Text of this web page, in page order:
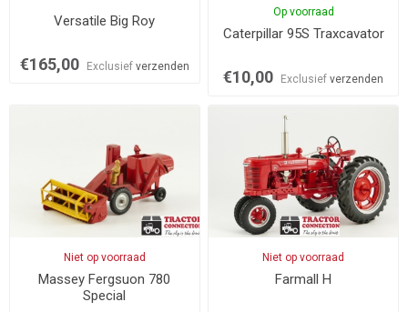
Versatile Big Roy
€165,00 Exclusief verzenden
Op voorraad
Caterpillar 95S Traxcavator
€10,00 Exclusiefverzenden
Niet op voorraad
Massey Fergsuon 780
Special
Niet op voorraad
Farmall H